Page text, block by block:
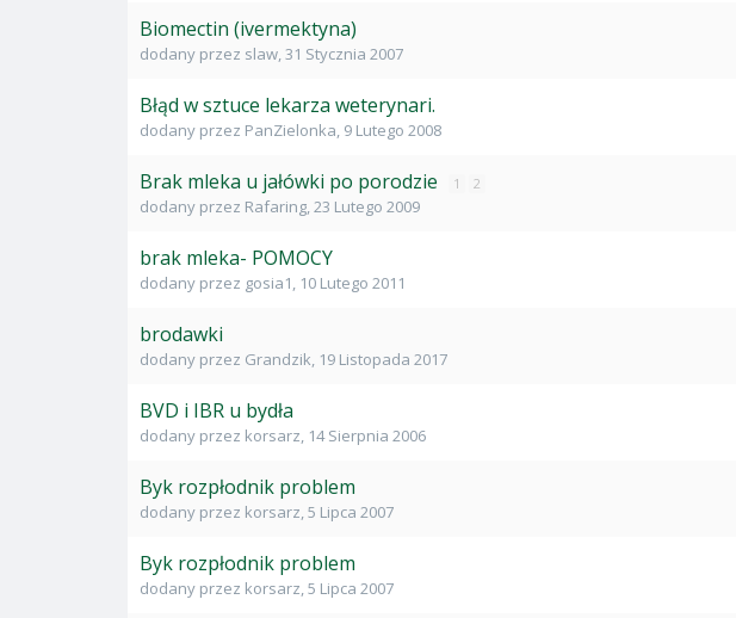
Biomectin (ivermektyna)
dodany przez slaw,31 Stycznia 2007
Błąd w sztuce lekarza weterynari.
dodany przez PanZielonka, 9 Lutego 2008
Brak mleka u jałówki po porodzie 1 2
dodany przez Rafaring,23 Lutego 2009
brak mleka- POMOCY
dodany przez gosia1, 10 Lutego 2011
brodawki
dodany przez Grandzik, 19 Listopada 2017
BVD i IBR u bydła
dodany przez korsarz, 14 Sierpnia 2006
Byk rozpłodnik problem
dodany przez korsarz,5 Lipca 2007
Byk rozpłodnik problem
dodany przez korsarz,5 Lipca 2007